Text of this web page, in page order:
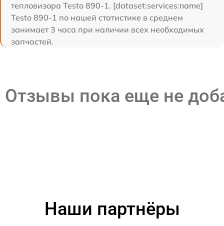
тепловизора Testo 890-1. [dataset:services:name]
Testo 890-1 по нашей статистике в среднем
занимает 3 часа при наличии всех необходимых
запчастей.
Отзывы пока еще не
Наши партнёры